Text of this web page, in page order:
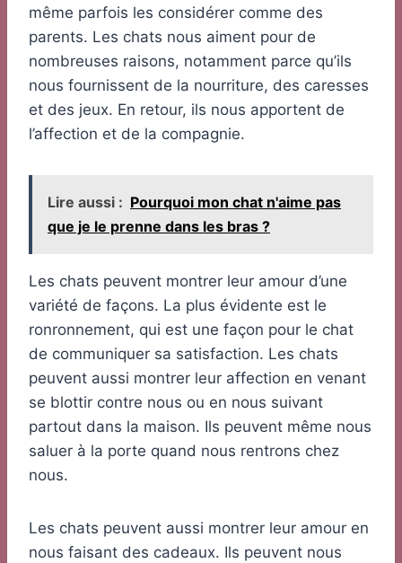
même parfois les considérer comme des
parents. Les chats nous aiment pour de
nombreuses raisons, notamment parce qu’ils
nous fournissent de la nourriture, des caresses
et des jeux. En retour, ils nous apportent de
l’affection et de la compagnie.
Lire aussi : Pourquoi mon chat n'aime pas
que je le prenne dans les bras ?
Les chats peuvent montrer leur amour d’une
variété de façons. La plus évidente est le
ronronnement, qui est une façon pour le chat
de communiquer sa satisfaction. Les chats
peuvent aussi montrer leur affection en venant
se blottir contre nous ou en nous suivant
partout dans la maison. Ils peuvent même nous
saluer à la porte quand nous rentrons chez
nous.
Les chats peuvent aussi montrer leur amour en
nous faisant des cadeaux. Ils peuvent nous